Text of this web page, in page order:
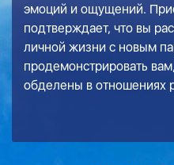
эмоций и ощущений.
подтверждает, что вы
личной жизни с новым
продемонстрировать
обделены в отношениях